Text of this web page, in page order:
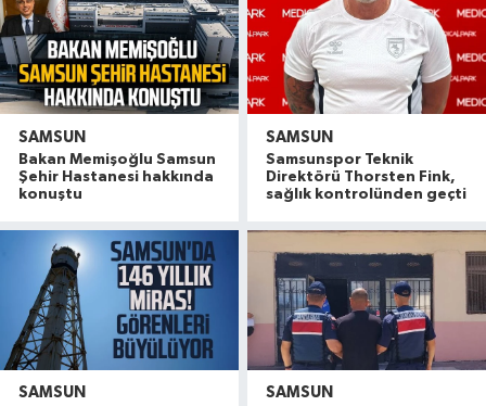
SAMSUN
Bakan Memişoğlu Samsun
Şehir Hastanesi hakkında
konuştu
SAMSUN
Samsunspor Teknik
Direktörü Thorsten Fink,
sağlık kontrolünden geçti
SAMSUN SAMSUN